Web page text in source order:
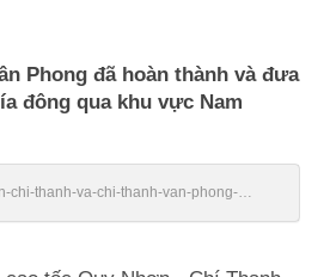
Phong đã hoàn thành và đưa
đông qua khu vực Nam
chi-thanh-va-chi-thanh-van-phong-